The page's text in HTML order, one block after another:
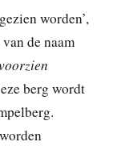
worden’,
de naam
berg wordt